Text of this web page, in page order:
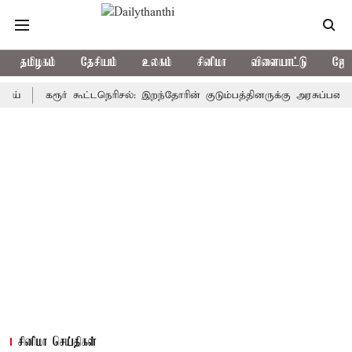
தமிழகம் தேசியம் உலகம் சினிமா விளையாட்டு
கரூர் கூட்டநெரிசல்: இறந்தோரின் குடும்பத்தினருக்கு அரசுப்பணி
சினிமா செய்திகள்